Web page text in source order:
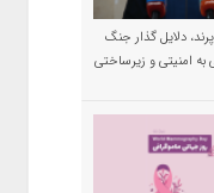
دلایل گذار جنگ
به امنیتی و زیرساختی